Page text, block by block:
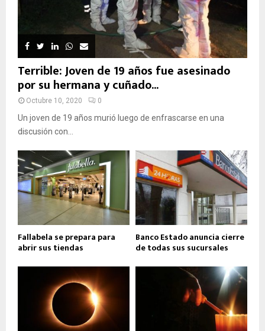
Terrible: Joven de 19 años fue asesinado
por su hermana y cuñado...
Octubre 10, 2020 0
Un joven de 19 años murió luego de enfrascarse en una
discusión con...
Fallabela se prepara para
abrir sus tiendas
Banco Estado anuncia cierre
de todas sus sucursales